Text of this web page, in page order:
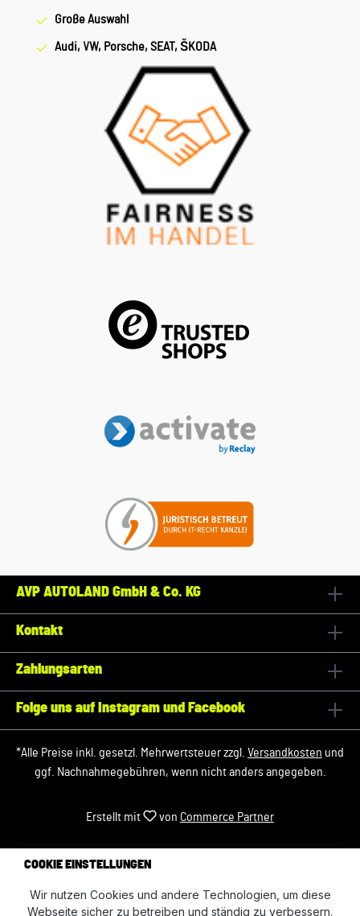
Große Auswahl
Audi, VW, Porsche, SEAT, ŠKODA
AVP AUTOLAND GmbH & Co. KG
Kontakt
Zahlungsarten
Folge uns auf Instagram und Facebook
*Alle Preise inkl. gesetzl. Mehrwertsteuer zzgl. Versandkosten und
ggf. Nachnahmegebühren, wenn nicht anders angegeben.
Erstellt mit von Commerce Partner
COOKIE EINSTELLUNGEN
Wir nutzen Cookies und andere Technologien, um diese
Webseite sicher zu betreiben und ständig zu verbessern.